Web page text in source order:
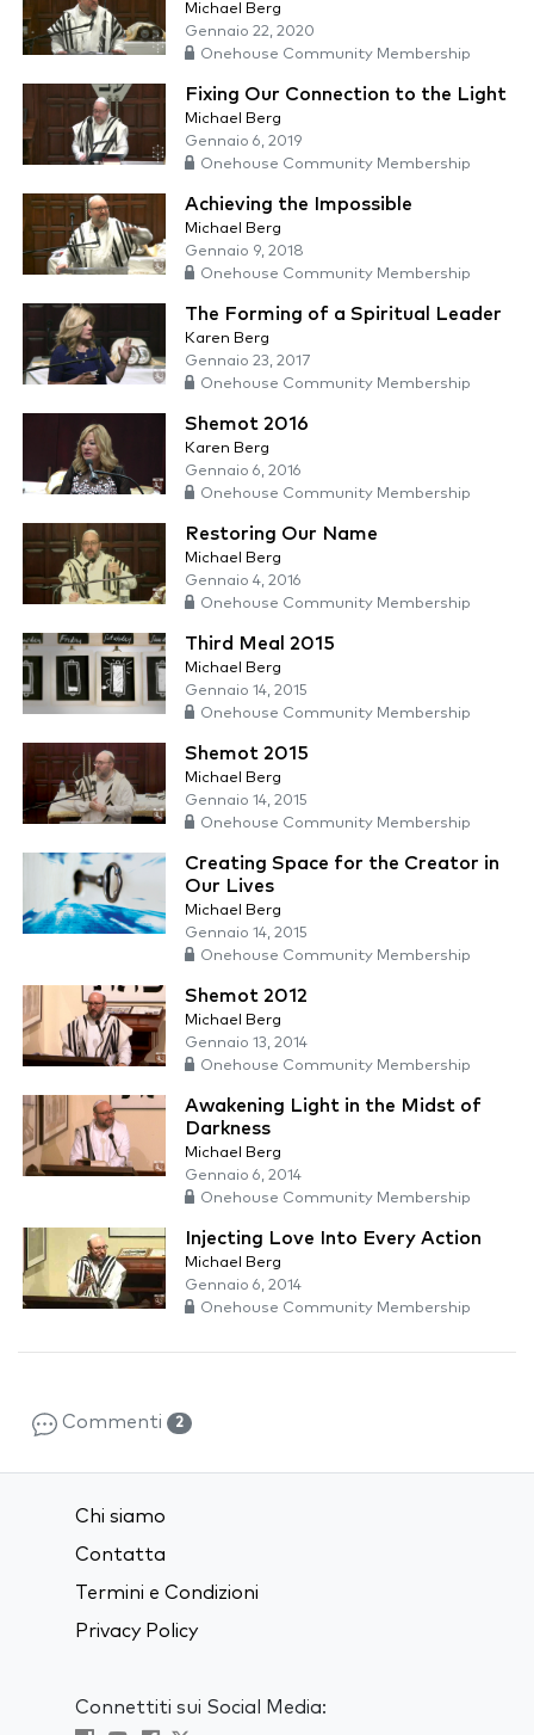
Michael Berg
Gennaio 22, 2020
Onehouse Community Membership
Fixing Our Connection to the Light
Michael Berg
Gennaio 6, 2019
Onehouse Community Membership
Achieving the Impossible
Michael Berg
Gennaio 9, 2018
Onehouse Community Membership
The Forming of a Spiritual Leader
Karen Berg
Gennaio 23, 2017
Onehouse Community Membership
Shemot 2016
Karen Berg
Gennaio 6, 2016
Onehouse Community Membership
Restoring Our Name
Michael Berg
Gennaio 4, 2016
Onehouse Community Membership
Third Meal 2015
Michael Berg
Gennaio 14, 2015
Onehouse Community Membership
Shemot 2015
Michael Berg
Gennaio 14, 2015
Onehouse Community Membership
Creating Space for the Creator in
Our Lives
Michael Berg
Gennaio 14, 2015
Onehouse Community Membership
Shemot 2012
Michael Berg
Gennaio 13, 2014
Onehouse Community Membership
Awakening Light in the Midst of
Darkness
Michael Berg
Gennaio 6, 2014
Onehouse Community Membership
Injecting Love Into Every Action
Michael Berg
Gennaio 6, 2014
Onehouse Community Membership
Commenti 2
Chi siamo
Contatta
Termini e Condizioni
Privacy Policy
Connettiti sui Social Media: